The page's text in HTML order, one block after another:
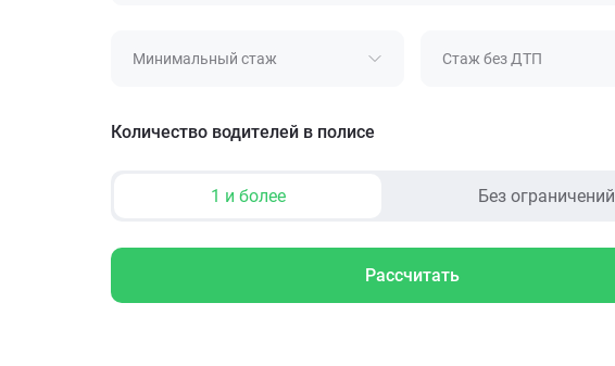
Минимальный стаж Стаж без ДТП
Количество водителей в полисе
1 и более Без ограничений
Рассчитать